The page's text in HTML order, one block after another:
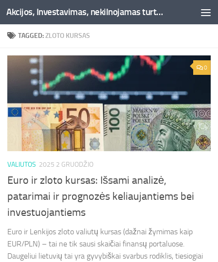
Skip to content Akcijos, Investavimas, nekilnojamas turtas, kriptovaliutos - Besociai.lt
TAGGED:ZLOTO KURSAS
0
VALIUTOS 2025 2 GRUODŽIO
Euro ir zloto kursas: Išsami analizė,
patarimai ir prognozės keliaujantiems bei
investuojantiems
Euro ir Lenkijos zloto valiutų kursas (dažnai žymimas kaip
EUR/PLN) – tai ne tik sausi skaičiai finansų portaluose.
Daugeliui lietuvių tai yra gyvybiškai svarbus rodiklis, tiesiogiai